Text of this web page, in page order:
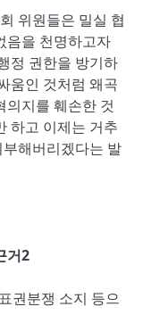
위원들은 밀실 협
음을 천명하고자
정 권한을 방기하
움인 것처럼 왜곡
의지를 훼손한 것
하고 이제는 거추
해버리겠다는 발
거2
권분쟁 소지 등으